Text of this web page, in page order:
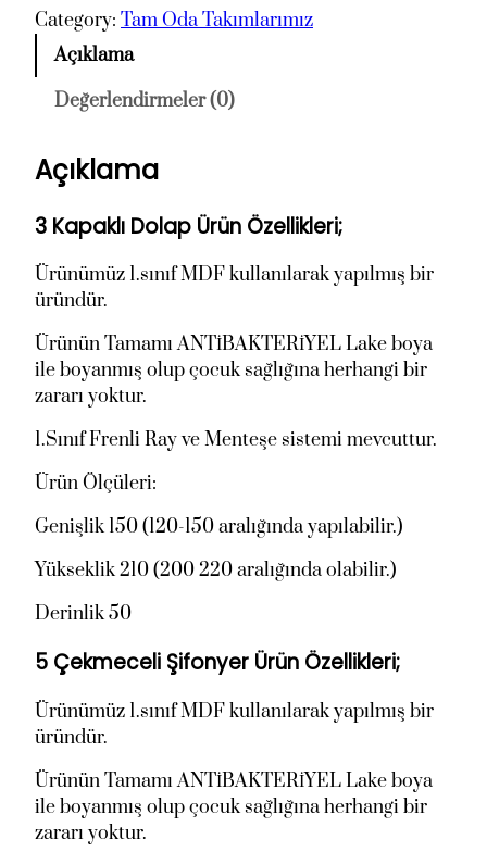
i
l
i
a
:
1
0
.
0
0
0
d
a
:
9
1
5
,
0
d
a
O
a
ı
a
d
e
t
Category: Tam Oda Takımlarımız
Açıklama
Değerlendirmeler (0)
Açıklama
3 Kapaklı Dolap Ürün Özellikleri;
Ürünümüz 1.sınıf MDF kullanılarak yapılmış bir
üründür.
Ürünün Tamamı ANTİBAKTERİYEL Lake boya
ile boyanmış olup çocuk sağlığına herhangi bir
zararı yoktur.
1.Sınıf Frenli Ray ve Menteşe sistemi mevcuttur.
Ürün Ölçüleri:
Genişlik 150 (120-150 aralığında yapılabilir.)
Yükseklik 210 (200 220 aralığında olabilir.)
Derinlik 50
5 Çekmeceli Şifonyer Ürün Özellikleri;
Ürünümüz 1.sınıf MDF kullanılarak yapılmış bir
üründür.
Ürünün Tamamı ANTİBAKTERİYEL Lake boya
ile boyanmış olup çocuk sağlığına herhangi bir
zararı yoktur.